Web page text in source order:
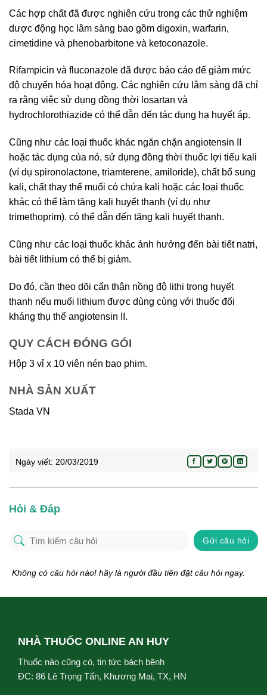
Các hợp chất đã được nghiên cứu trong các thử nghiệm
dược động học lâm sàng bao gồm digoxin, warfarin,
cimetidine và phenobarbitone và ketoconazole.
Rifampicin và fluconazole đã được báo cáo để giảm mức
độ chuyển hóa hoạt động. Các nghiên cứu lâm sàng đã chỉ
ra rằng việc sử dụng đồng thời losartan và
hydrochlorothiazide có thể dẫn đến tác dụng hạ huyết áp.
Cũng như các loại thuốc khác ngăn chặn angiotensin II
hoặc tác dụng của nó, sử dụng đồng thời thuốc lợi tiểu kali
(ví dụ spironolactone, triamterene, amiloride), chất bổ sung
kali, chất thay thế muối có chứa kali hoặc các loại thuốc
khác có thể làm tăng kali huyết thanh (ví dụ như
trimethoprim). có thể dẫn đến tăng kali huyết thanh.
Cũng như các loại thuốc khác ảnh hưởng đến bài tiết natri,
bài tiết lithium có thể bị giảm.
Do đó, cần theo dõi cẩn thận nồng độ lithi trong huyết
thanh nếu muối lithium được dùng cùng với thuốc đối
kháng thụ thể angiotensin II.
QUY CÁCH ĐÓNG GÓI
Hộp 3 vỉ x 10 viên nén bao phim.
NHÀ SẢN XUẤT
Stada VN
Ngày viết: 20/03/2019
Hỏi & Đáp
Gửi câu hỏi
Không có câu hỏi nào! hãy là người đầu tiên đặt câu hỏi ngay.
NHÀ THUỐC ONLINE AN HUY
Thuốc nào cũng có, tin tức bách bệnh
ĐC: 86 Lê Trọng Tấn, Khương Mai, TX, HN